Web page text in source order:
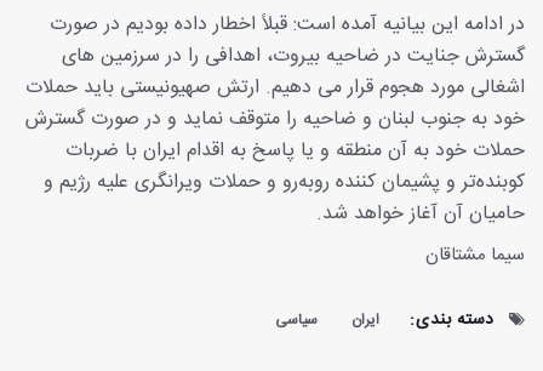
در ادامه این بیانیه آمده‌ است: قبلاً اخطار داده بودیم در صورت
گسترش جنایت در ضاحیه بیروت، اهدافی را در سرزمین های
اشغالی مورد هجوم قرار می دهیم. ارتش صهیونیستی باید حملات
خود به جنوب لبنان و ضاحیه را متوقف نماید و در صورت گسترش
حملات خود به آن منطقه و یا پاسخ به اقدام ایران با ضربات
کوبنده‌تر و پشیمان کننده روبه‌رو و حملات ویرانگری علیه رژیم و
حامیان آن آغاز خواهد شد.
سیما مشتاقان
دسته بندی: ایران سیاسی